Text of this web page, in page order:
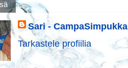
Sari - CampaSimpukka
Tarkastele profiilia